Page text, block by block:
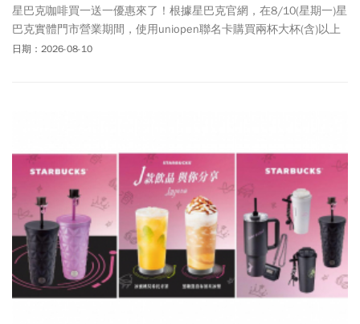
星巴克咖啡買一送一優惠來了！根據星巴克官網，在8/10(星期一)星
巴克實體門市營業期間，使用uniopen聯名卡購買兩杯大杯(含)以上
容量/冰熱/口味皆一致的飲料，其中一杯由星巴克招待。這次買一
日期：2026-08-10